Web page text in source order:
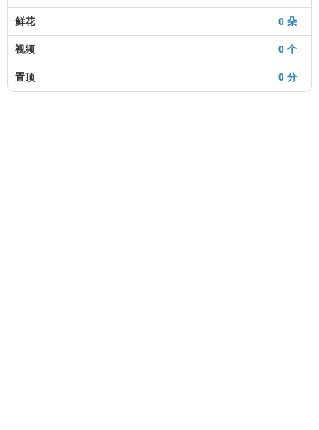
0 朵
鲜花
0 个
视频
0 分
置顶